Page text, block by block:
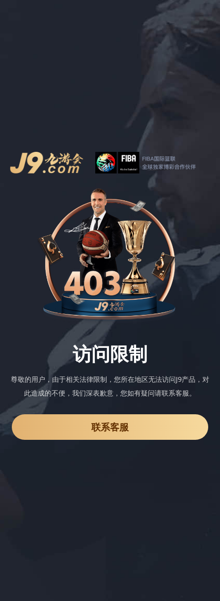
访问限制
尊敬的用户，由于相关法律限制，您所在地区无法访问J9产品，对
此造成的不便，我们深表歉意，您如有疑问请联系客服。
联系客服